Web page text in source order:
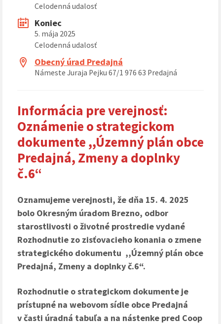
Celodenná udalosť
Koniec
5. mája 2025
Celodenná udalosť
Obecný úrad Predajná
Námeste Juraja Pejku 67/1 976 63 Predajná
Informácia pre verejnosť:
Oznámenie o strategickom
dokumente ,,Územný plán obce
Predajná, Zmeny a doplnky
č.6“
Oznamujeme verejnosti, že dňa 15. 4. 2025
bolo Okresným úradom Brezno, odbor
starostlivosti o životné prostredie vydané
Rozhodnutie zo zisťovacieho konania o zmene
strategického dokumentu ,,Územný plán obce
Predajná, Zmeny a doplnky č.6“.
Rozhodnutie o strategickom dokumente je
prístupné na webovom sídle obce Predajná
v časti úradná tabuľa a na nástenke pred Coop